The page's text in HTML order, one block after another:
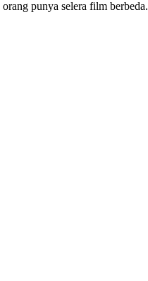
punya selera film berbeda.